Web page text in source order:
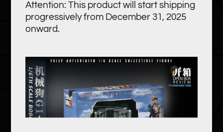
Attention: This product will start shipping
progressively from December 31, 2025
onward.